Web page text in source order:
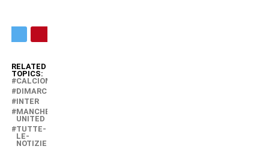
RELATED
TOPICS:
CALCIOMERCATO
DIMARCO
INTER
MANCHESTER-
UNITED
TUTTE-
LE-
NOTIZIE